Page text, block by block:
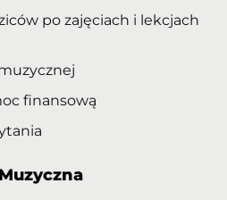
po zajęciach i lekcjach
finansową